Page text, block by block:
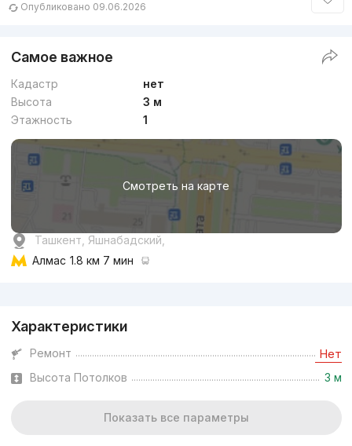
Опубликовано 09.06.2026
Самое важное
Кадастр
нет
Высота
3 м
Этажность
1
Смотреть на карте
Ташкент, Яшнабадский,
Алмас 1.8 км 7 мин
Характеристики
Ремонт Нет
Высота Потолков 3 м
Показать все параметры